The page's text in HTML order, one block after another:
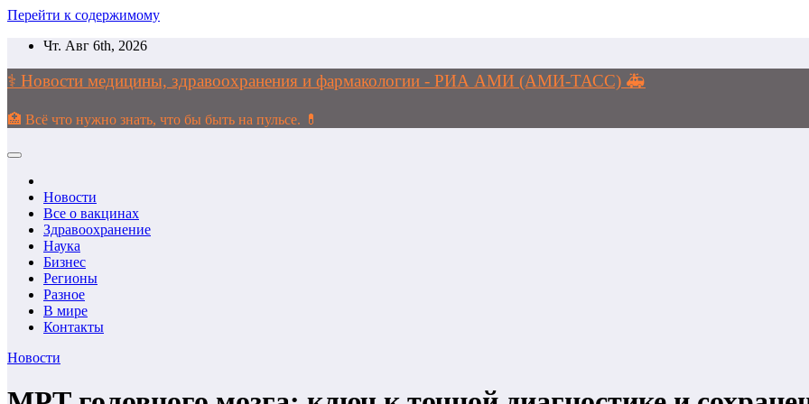
Перейти к содержимому
Чт. Авг 6th, 2026
⚕️ Новости медицины, здравоохранения и фармакологии - РИА АМИ (АМИ-ТАСС) 🚑
🏥 Всё что нужно знать, что бы быть на пульсе. 💊
Новости
Все о вакцинах
Здравоохранение
Наука
Бизнес
Регионы
Разное
В мире
Контакты
Новости